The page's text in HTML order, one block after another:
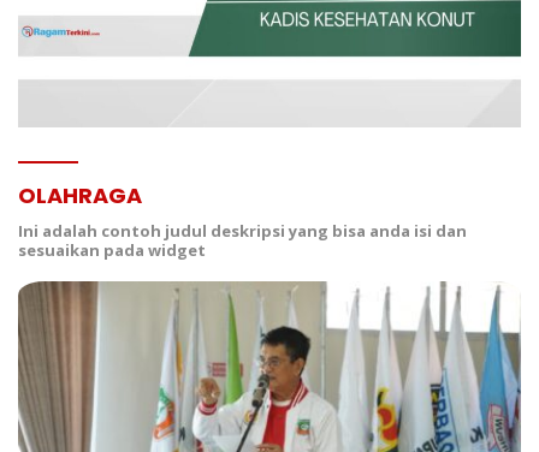
OLAHRAGA
Ini adalah contoh judul deskripsi yang bisa anda isi dan
sesuaikan pada widget